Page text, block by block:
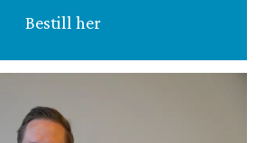
Bestill her